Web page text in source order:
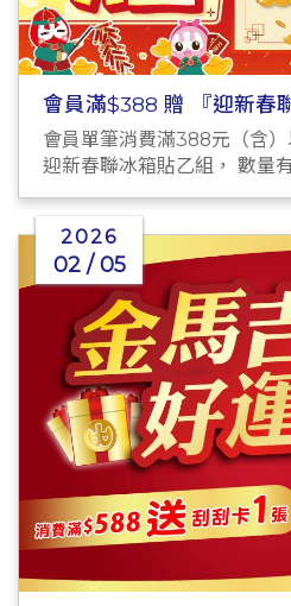
會員滿$388 贈 『迎新春
會員單筆消費滿388元（含）
迎新春聯冰箱貼乙組， 數量
2026
02 / 05